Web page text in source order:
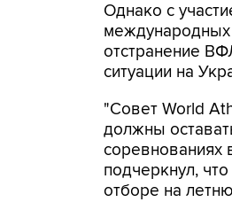
Однако с
международных
отстранение
ситуации на
"Совет World
должны
соревнованиях
подчеркнул,
отборе на